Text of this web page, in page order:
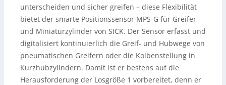
unterscheiden und sicher greifen – diese Flexibilität
bietet der smarte Positionssensor MPS-G für Greifer
und Miniaturzylinder von SICK. Der Sensor erfasst und
digitalisiert kontinuierlich die Greif- und Hubwege von
pneumatischen Greifern oder die Kolbenstellung in
Kurzhubzylindern. Damit ist er bestens auf die
Herausforderung der Losgröße 1 vorbereitet, denn er